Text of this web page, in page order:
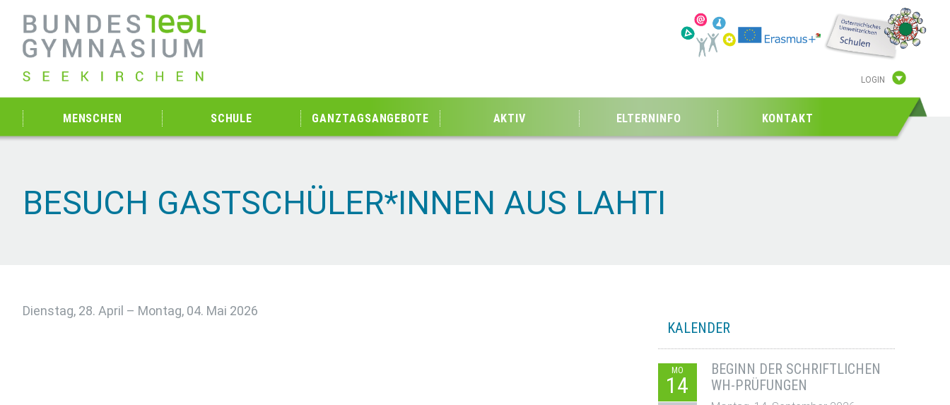
LOGIN
MENSCHEN SCHULE GANZTAGSANGEBOTE AKTIV ELTERNINFO KONTAKT
BESUCH GASTSCHÜLER*INNEN AUS LAHTI
Dienstag, 28. April – Montag, 04. Mai 2026
KALENDER
MO
14
BEGINN DER SCHRIFTLICHEN
WH-PRÜFUNGEN